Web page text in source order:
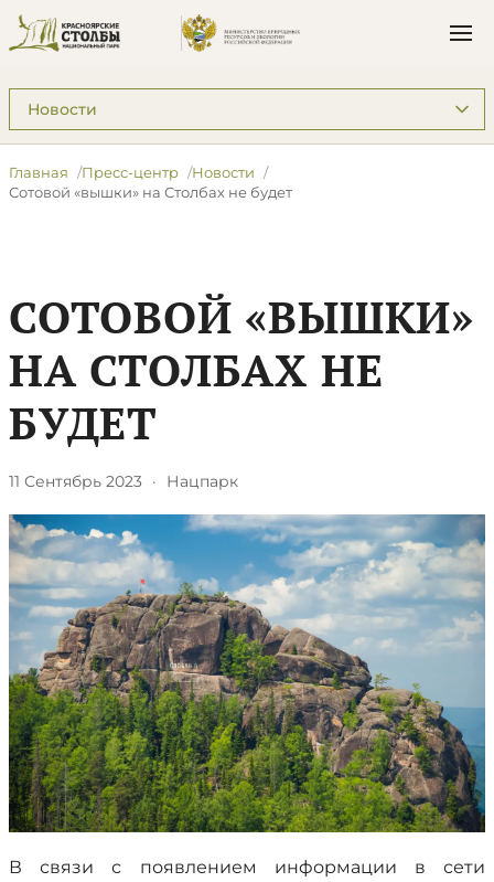
Подразделы: Пресс-центр
Главная Пресс-центр
Новости
​Сотовой «вышки» на Столбах не будет
​СОТОВОЙ «ВЫШКИ»
НА СТОЛБАХ НЕ
БУДЕТ
11 Сентябрь 2023 · Нацпарк
В связи с появлением информации в сети